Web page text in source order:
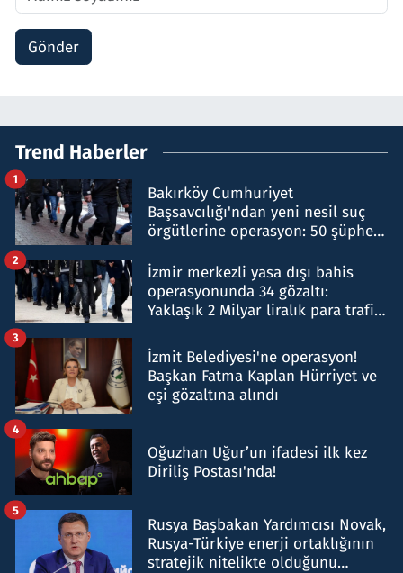
Gönder
Trend Haberler
Bakırköy Cumhuriyet
Başsavcılığı'ndan yeni nesil suç
örgütlerine operasyon: 50 şüpheli
1
İzmir merkezli yasa dışı bahis
operasyonunda 34 gözaltı:
Yaklaşık 2 Milyar liralık para trafiği
2
İzmit Belediyesi'ne operasyon!
Başkan Fatma Kaplan Hürriyet ve
eşi gözaltına alındı
3
Oğuzhan Uğur’un ifadesi ilk kez
Diriliş Postası'nda!
4
Rusya Başbakan Yardımcısı Novak,
Rusya-Türkiye enerji ortaklığının
stratejik nitelikte olduğunu
5